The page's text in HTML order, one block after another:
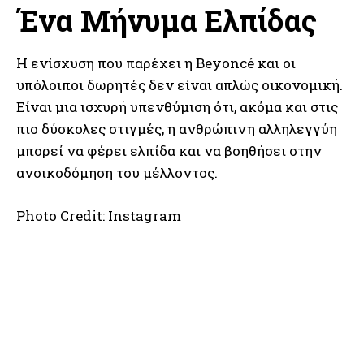
Ένα Μήνυμα Ελπίδας
Η ενίσχυση που παρέχει η Beyoncé και οι
υπόλοιποι δωρητές δεν είναι απλώς οικονομική.
Είναι μια ισχυρή υπενθύμιση ότι, ακόμα και στις
πιο δύσκολες στιγμές, η ανθρώπινη αλληλεγγύη
μπορεί να φέρει ελπίδα και να βοηθήσει στην
ανοικοδόμηση του μέλλοντος.
Photo Credit: Instagram